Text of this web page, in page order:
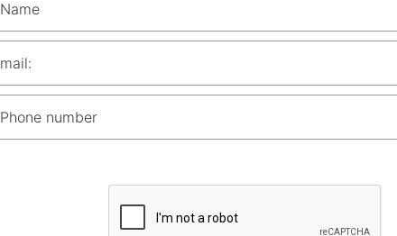
Name
mail:
Phone number